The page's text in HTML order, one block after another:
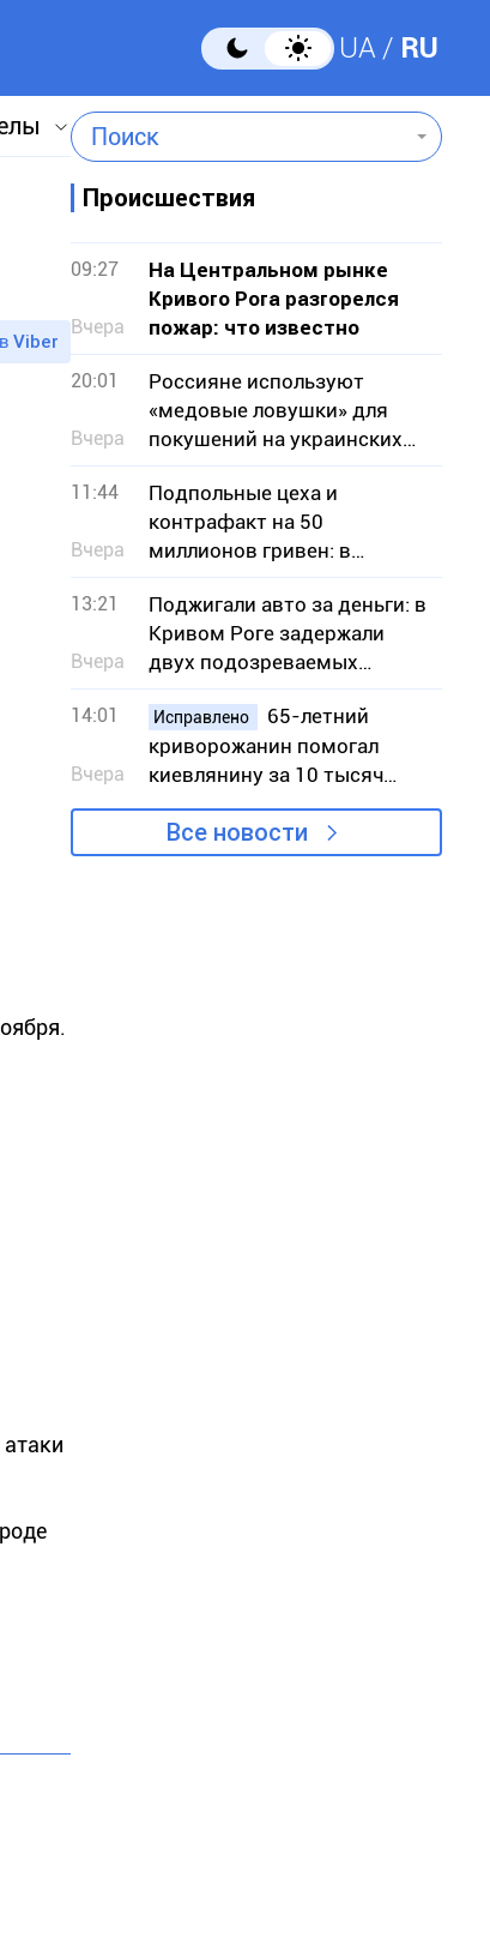
UA RU
Поиск
Viber
Происшествия
09:27
Вчера
На Центральном рынке
Кривого Рога разгорелся
пожар: что известно
20:01
Вчера
Россияне используют
«медовые ловушки» для
покушений на украинских
военных — СБУ
11:44
Вчера
Подпольные цеха и
контрафакт на 50
миллионов гривен: в
Кривом Роге будут судить
13 человек
13:21
Вчера
Поджигали авто за деньги: в
Кривом Роге задержали
двух подозреваемых
исполнительниц
14:01
Вчера
Исправлено
65-летний
криворожанин помогал
киевлянину за 10 тысяч
долларов незаконно
попасть в Словакию
Все новости